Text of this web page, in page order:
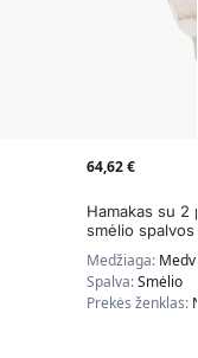
64,62€
Hamakas su 2
smėlio spalvos
Medžiaga:
Spalva:Smėlio
Prekės ženklas: